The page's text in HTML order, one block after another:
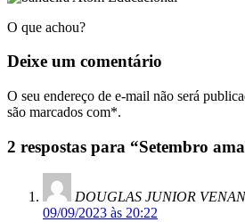
O que achou?
Deixe um comentário
O seu endereço de e-mail não será
são marcados com*.
2 respostas para “Setembro
DOUGLAS JUNIOR
09/09/2023 às 20:22